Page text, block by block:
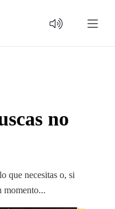
no
que necesitas o, si
momento...